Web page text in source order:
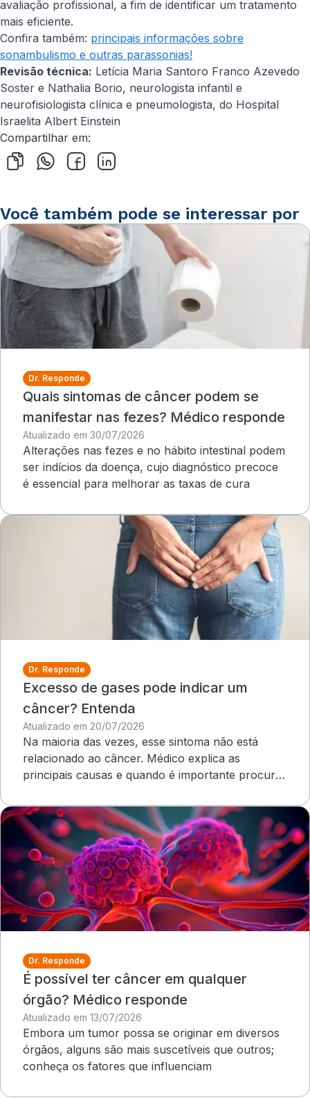
avaliação profissional, a fim de identificar um tratamento
mais eficiente.
Confira também: principais informações sobre
sonambulismo e outras parassonias!
Revisão técnica: Letícia Maria Santoro Franco Azevedo
Soster e Nathalia Borio, neurologista infantil e
neurofisiologista clínica e pneumologista, do Hospital
Israelita Albert Einstein
Compartilhar em:
Você também pode se interessar por
Dr. Responde
Quais sintomas de câncer podem se
manifestar nas fezes? Médico responde
Atualizado em 30/07/2026
Alterações nas fezes e no hábito intestinal podem
ser indícios da doença, cujo diagnóstico precoce
é essencial para melhorar as taxas de cura
Dr. Responde
Excesso de gases pode indicar um
câncer? Entenda
Atualizado em 20/07/2026
Na maioria das vezes, esse sintoma não está
relacionado ao câncer. Médico explica as
principais causas e quando é importante procurar
Dr. Responde
É possível ter câncer em qualquer
órgão? Médico responde
Atualizado em 13/07/2026
Embora um tumor possa se originar em diversos
órgãos, alguns são mais suscetíveis que outros;
conheça os fatores que influenciam